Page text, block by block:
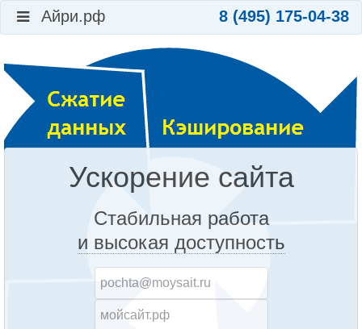
Айри.рф 8 (495) 175-04-38
Ускорение сайта
Стабильная работа
и высокая доступность